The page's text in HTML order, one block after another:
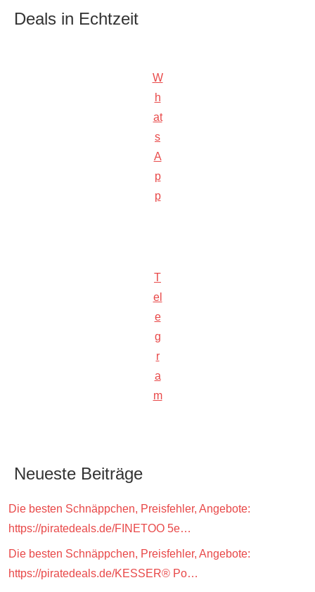
Deals in Echtzeit
W
h
at
s
A
p
p
T
el
e
g
r
a
m
Neueste Beiträge
Die besten Schnäppchen, Preisfehler, Angebote:
https://piratedeals.de/FINETOO 5e…
Die besten Schnäppchen, Preisfehler, Angebote:
https://piratedeals.de/KESSER® Po…